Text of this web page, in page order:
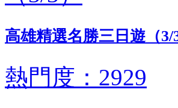
高雄精選名勝三日遊（3/
熱門度：2929